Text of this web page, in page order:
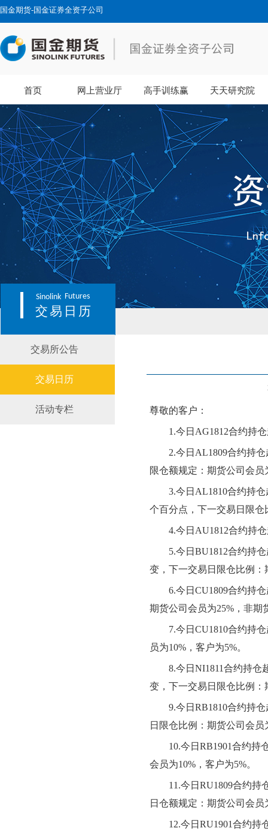
国金期货-国金证券全资子公司
首页 网上营业厅 高手训练赢 天天研究院
Sinolink Futures
交易日历
交易所公告
交易日历
活动专栏 尊敬的客户：
1.今日AG1812合约持
2.今日AL1809合约持仓
限仓额规定：期货公司会员
3.今日 AL1810合约持
个百分点 ，下一交易日限
4.今日AU1812合约持
5.今日BU1812合约持
变 ，下一交易日限仓比例
6.今日CU1809合约持
期货公司会员为25%，非期
7.今日CU1810合约持
员为10%，客户为5%。
8.今日 NI1811合约持仓
变 ，下一交易日限仓比例
9.今日RB1810合约持
日限仓比例：期货公司会员
10.今日 RB1901合约持
会员为10%，客户为5%。
1 1 .今日RU1809合约持
日仓额规定：期货公司会员
1 2.今日RU1901合约持